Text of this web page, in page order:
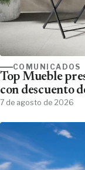
COMUNICADOS
Top Mueble
con descuento
7 de agosto de 2026